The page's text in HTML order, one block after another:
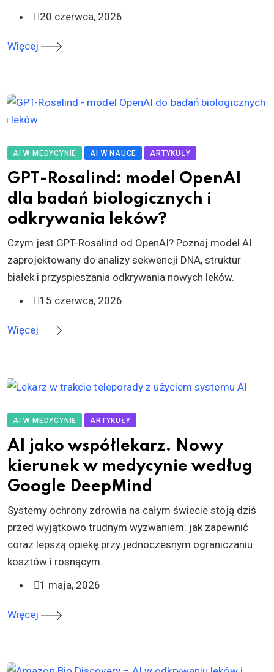
20 czerwca, 2026
Więcej
AI W MEDYCYNIE AI W NAUCE ARTYKUŁY
GPT-Rosalind: model OpenAI
dla badań biologicznych i
odkrywania leków?
Czym jest GPT-Rosalind od OpenAI? Poznaj model AI
zaprojektowany do analizy sekwencji DNA, struktur
białek i przyspieszania odkrywania nowych leków.
15 czerwca, 2026
Więcej
AI W MEDYCYNIE ARTYKUŁY
AI jako współlekarz. Nowy
kierunek w medycynie według
Google DeepMind
Systemy ochrony zdrowia na całym świecie stoją dziś
przed wyjątkowo trudnym wyzwaniem: jak zapewnić
coraz lepszą opiekę przy jednoczesnym ograniczaniu
kosztów i rosnącym.
1 maja, 2026
Więcej